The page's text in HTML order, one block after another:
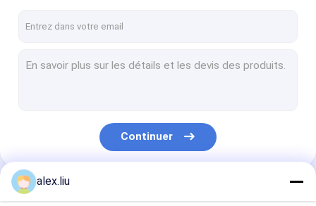
Continuer
Nos Catégories
alex.liu